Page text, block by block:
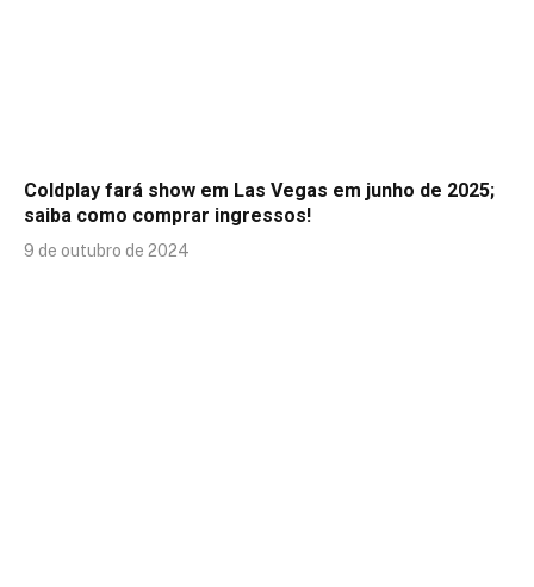
Coldplay fará show em Las Vegas em junho de 2025;
saiba como comprar ingressos!
9 de outubro de 2024